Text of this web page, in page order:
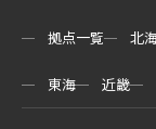
拠点一覧 北
東海 近畿